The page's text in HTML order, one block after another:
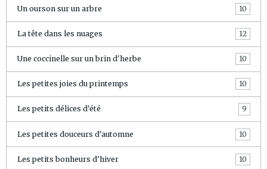
Un ourson sur un arbre 10
La tête dans les nuages 12
Une coccinelle sur un brin d'herbe 10
Les petites joies du printemps 10
Les petits délices d'été 9
Les petites douceurs d'automne 10
Les petits bonheurs d'hiver 10